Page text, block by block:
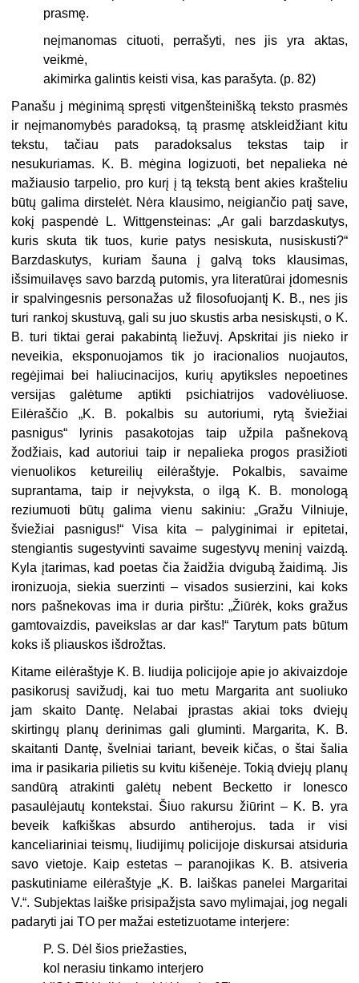
prasmę.
neįmanomas cituoti, perrašyti, nes jis yra aktas,
veikmė,
akimirka galintis keisti visa, kas parašyta. (p. 82)
Panašu j mėginimą spręsti vitgenšteinišką teksto prasmės
ir neį­manomybės paradoksą, tą prasmę atskleidžiant kitu
tekstu, tačiau pats paradoksalus tekstas taip ir
nesukuriamas. K. B. mėgina logizuoti, bet nepalieka nė
mažiausio tarpelio, pro kurį į tą tekstą bent akies krašteliu
būtų galima dirstelėt. Nėra klausimo, neigiančio patį save,
kokį paspendė L. Wittgensteinas: „Ar gali barzdaskutys,
kuris skuta tik tuos, kurie patys nesiskuta, nusiskusti?“
Barzdaskutys, kuriam šauna į galvą toks klausimas,
išsimuilavęs savo barzdą putomis, yra literatūrai įdomesnis
ir spalvinges­nis personažas už filosofuojantį K. B., nes jis
turi rankoj skustuvą, gali su juo skustis arba nesiskųsti, o K.
B. turi tiktai gerai pakabintą liežuvį. Apskritai jis nieko ir
neveikia, eksponuojamos tik jo iracionalios nuojautos,
regėjimai bei haliucinacijos, kurių apytiksles nepoetines
versijas galėtume aptikti psichiatrijos vadovėliuose.
Eilėraščio „K. B. pokalbis su autoriumi, rytą šviežiai
pasnigus“ lyrinis pasakotojas taip užpila pašnekovą
žodžiais, kad autoriui taip ir nepalieka progos prasižioti
vienuolikos ketureilių eilėraš­tyje. Pokalbis, savaime
suprantama, taip ir neįvyksta, o ilgą K. B. monologą
reziumuoti būtų galima vienu sakiniu: „Gražu Vilniuje,
šviežiai pasnigus!“ Visa kita – palyginimai ir epitetai,
stengiantis sugestyvinti savaime suges­tyvų meninį vaizdą.
Kyla įtarimas, kad poetas čia žaidžia dvigubą žaidimą. Jis
ironizuoja, siekia suerzinti – visados susierzini, kai koks
nors pašneko­vas ima ir duria pirštu: „Žiūrėk, koks gražus
gamtovaizdis, paveikslas ar dar kas!“ Tarytum pats būtum
koks iš pliauskos išdrožtas.
Kitame eilėraštyje K. B. liudija policijoje apie jo akivaizdoje
pasikorusį savižudį, kai tuo metu Margarita ant suoliuko
jam skaito Dantę. Nelabai įprastas akiai toks dviejų
skirtingų planų derinimas gali gluminti. Mar­garita, K. B.
skaitanti Dantę, švelniai tariant, beveik kičas, o štai šalia
ima ir pasikaria pilietis su kvitu kišenėje. Tokią dviejų planų
sandūrą atrakin­ti galėtų nebent Becketto ir Ionesco
pasaulėjautų kontekstai. Šiuo rakursu žiūrint – K. B. yra
beveik kafkiškas absurdo antiherojus. tada ir visi
kanceliariniai teismų, liudijimų policijoje diskursai atsiduria
savo vietoje. Kaip estetas – paranojikas K. B. atsiveria
paskutiniame eilėraštyje „K. B. laiškas panelei Margaritai
V.“. Subjektas laiške prisipažįsta savo mylimajai, jog negali
padaryti jai TO per mažai estetizuotame interjere:
P. S. Dėl šios priežasties,
kol nerasiu tinkamo interjero